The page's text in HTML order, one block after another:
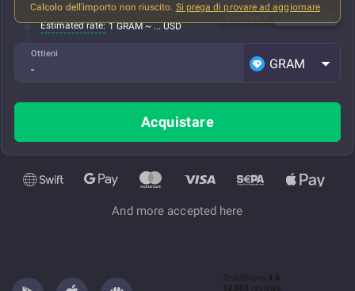
Calcolo dell'importo non riuscito. Si prega di provare ad aggiornare
Tutto incluso
Estimated rate: 1 GRAM ~ ... USD
Ottieni
GRAM
Acquistare
And more accepted here